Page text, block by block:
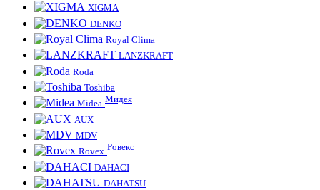
XIGMA
DENKO
Royal Clima
LANZKRAFT
Roda
Toshiba
Midea Мидея
AUX
MDV
Rovex Ровекс
DAHACI
DAHATSU